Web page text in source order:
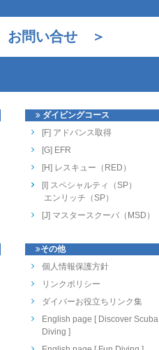
お問い合せ ＞
ダイビングコース
[F] アドバンス取得
[G] EFR
[H] レスキュー（RED）
[I] スペシャルティ（SP）
エンリッチ（SP）
[J] マスタースクーバ（MSD）
その他
個人情報保護方針
リンクポリシー
ダイバーお役立ちリンク集
English page [ Discover Scuba
Diving ]